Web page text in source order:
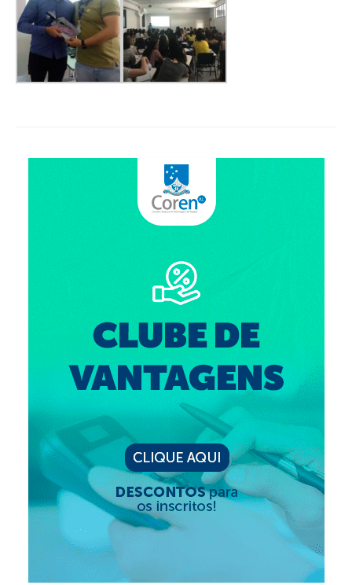
Suspensão do Exercício Profissional
Para Você
Procedimento para registro
Reserva de auditório